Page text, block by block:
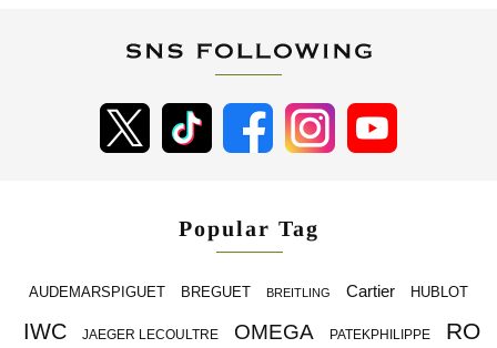
Popular Tag
AUDEMARSPIGUET BREGUET BREITLING Cartier HUBLOT
IWC JAEGER LECOULTRE OMEGA PATEKPHILIPPE
RO